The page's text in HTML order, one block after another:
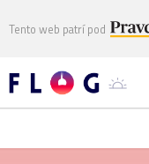
Tento web patrí pod